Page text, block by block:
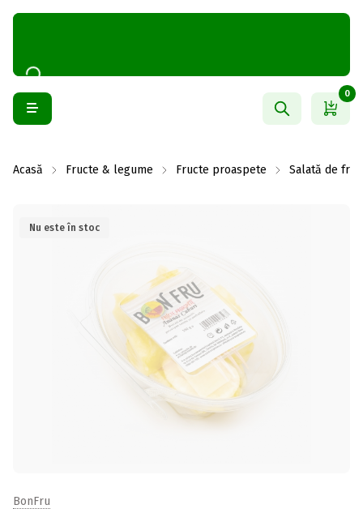
0
Acasă Fructe & legume Fructe proaspete Salată de
Nu este în stoc
BonFru